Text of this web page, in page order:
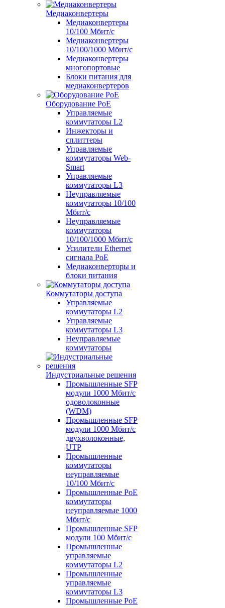
Медиаконвертеры
Медиаконвертеры
10/100 Мбит/с
Медиаконвертеры
10/100/1000 Мбит/c
Медиаконвертеры
многопортовые
Блоки питания для
медиаконвертеров
Оборудование PoE
Управляемые
коммутаторы L2
Инжекторы и
сплиттеры
Управляемые
коммутаторы Web-
Smart
Управляемые
коммутаторы L3
Неуправляемые
коммутаторы 10/100
Мбит/с
Неуправляемые
коммутаторы
10/100/1000 Мбит/с
Усилители Ethernet
сигнала PoE
Медиаконверторы и
блоки питания
Коммутаторы доступа
Управляемые
коммутаторы L2
Управляемые
коммутаторы L3
Неуправляемые
коммутаторы
Индустриальные решения
Промышленные SFP
модули 1000 Мбит/c
одоволоконные
(WDM)
Промышленные SFP
модули 1000 Мбит/c
двухволоконные,
UTP
Промышленные
коммутаторы
неуправляемые
10/100 Мбит/с
Промышленные PoE
коммутаторы
неуправляемые 1000
Мбит/с
Промышленные SFP
модули 100 Мбит/c
Промышленные
управляемые
коммутаторы L2
Промышленные
управляемые
коммутаторы L3
Промышленные PoE